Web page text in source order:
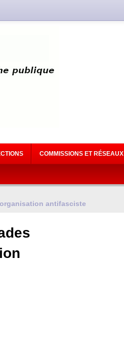
COMMISSIONS ET RÉSEAUX
antifasciste